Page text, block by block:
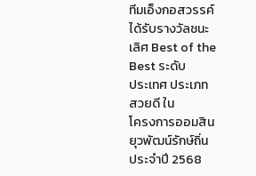
ทีมเอ็งกอสวรรค์
ได้รับรางวัลชนะ
เลิศ Best of the
Best ระดับ
ประเทศ ประเภท
สวยดี ใน
โครงการออมสิน
ยุวพัฒน์รักษ์ถิ่น
ประจำปี 2568